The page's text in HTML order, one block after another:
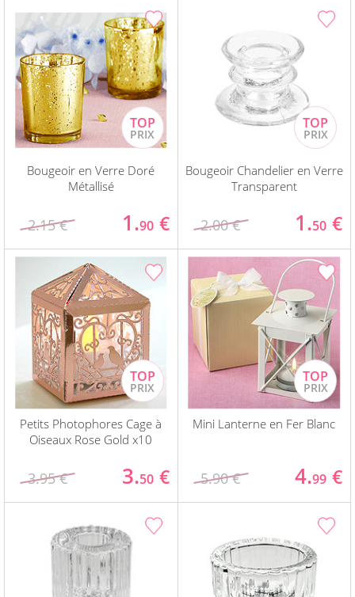
Bougeoir en Verre Doré
Métallisé
2.15 € 1.90 €
Bougeoir Chandelier en Verre
Transparent
2.00 € 1.50 €
Petits Photophores Cage à
Oiseaux Rose Gold x10
3.95 € 3.50 €
Mini Lanterne en Fer Blanc
5.90 € 4.99 €